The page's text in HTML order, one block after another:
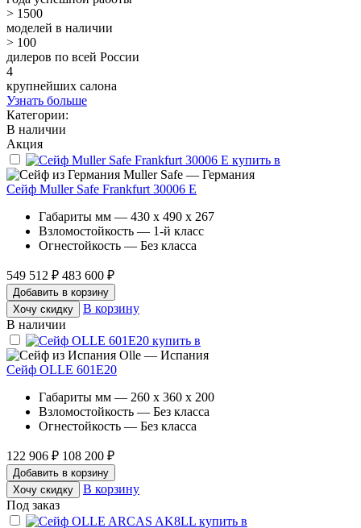
> 1500
моделей в наличии
> 100
дилеров по всей России
4
крупнейших салона
Узнать больше
Категории:
В наличии
Акция
Muller Safe — Германия
Сейф Muller Safe Frankfurt 30006 E
Габариты мм — 430 x 490 x 267
Взломостойкость — 1-й класс
Огнестойкость — Без класса
549 512 ₽ 483 600 ₽
Добавить в корзину
Хочу скидку
В корзину
В наличии
Olle — Испания
Сейф OLLE 601E20
Габариты мм — 260 x 360 x 200
Взломостойкость — Без класса
Огнестойкость — Без класса
122 906 ₽ 108 200 ₽
Добавить в корзину
Хочу скидку
В корзину
Под заказ